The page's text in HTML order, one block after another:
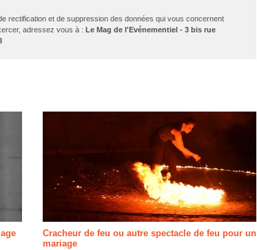
rectification et de suppression des données qui vous concernent
adressez vous à : Le Mag de l'Evénementiel - 3 bis rue
Cracheur de feu ou autre spectacle de feu pour un
mariage